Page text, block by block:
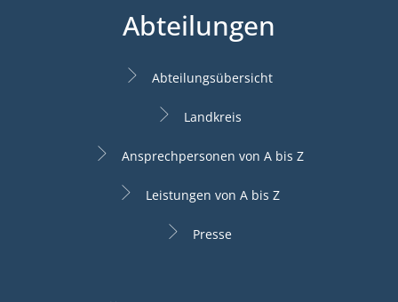
Abteilungen
Abteilungsübersicht
Landkreis
Ansprechpersonen von A bis Z
Leistungen von A bis Z
Presse